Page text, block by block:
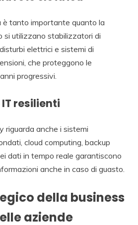
è tanto importante quanto la
si utilizzano stabilizzatori di
elettrici e sistemi di
che proteggono le
progressivi.
resilienti
riguarda anche i sistemi
cloud computing, backup
dati in tempo reale garantiscono
anche in caso di guasto.
della business
aziende